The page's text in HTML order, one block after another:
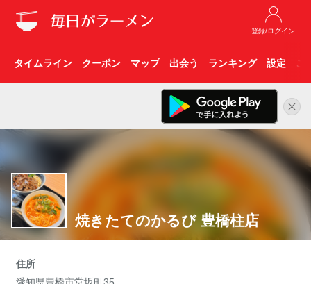
登録/ログイン
タイムライン クーポン マップ 出会う ランキング 設定 こ
焼きたてのかるび 豊橋柱店
住所